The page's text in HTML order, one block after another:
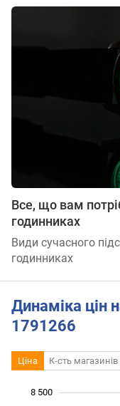
Все, що вам
годинниках
Види сучасного
годинниках
Динаміка цін
1791266
Ціна К-сть магазинів
8 500